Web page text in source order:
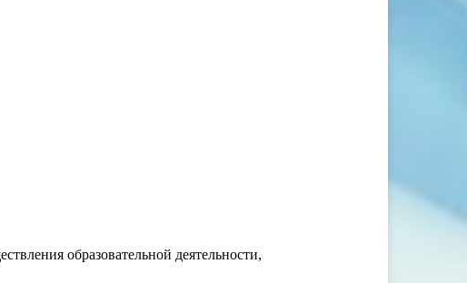
образовательной деятельности,